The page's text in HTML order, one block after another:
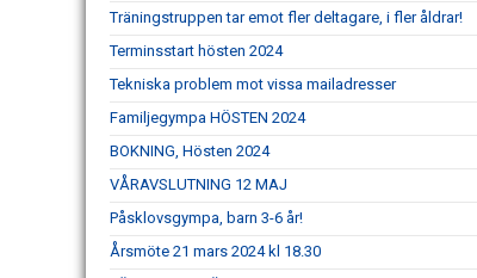
Träningstruppen tar emot fler deltagare, i fler åldrar!
Terminsstart hösten 2024
Tekniska problem mot vissa mailadresser
Familjegympa HÖSTEN 2024
BOKNING, Hösten 2024
VÅRAVSLUTNING 12 MAJ
Påsklovsgympa, barn 3-6 år!
Årsmöte 21 mars 2024 kl 18.30